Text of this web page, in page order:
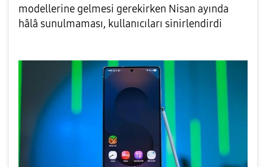
modellerine gelmesi gerekirken Nisan ayında
hâlâ sunulmaması, kullanıcıları sinirlendirdi